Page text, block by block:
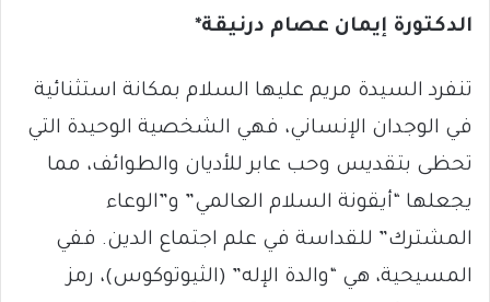
الدكتورة إيمان عصام درنيقة*
تنفرد السيدة مريم عليها السلام بمكانة استثنائية
في الوجدان الإنساني، فهي الشخصية الوحيدة التي
تحظى بتقديس وحب عابر للأديان والطوائف، مما
يجعلها “أيقونة السلام العالمي” و”الوعاء
المشترك” للقداسة في علم اجتماع الدين. ففي
المسيحية، هي “والدة الإله” (الثيوتوكوس)، رمز